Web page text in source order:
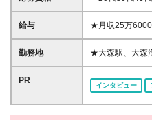
的なPC操作
等) ★保険の知識などは一切問いません！ 難しい専門
る上で必要な知
ばOKです◎ ＼こんな方にピッタリなお仕事です／ ○
する仕事に抵
給与
★月収25万
分単位で全額支給 ★
（18時以降は時
勤務地
★大森駅、大森
大井6-3-7 スリ
PR
インタビュー